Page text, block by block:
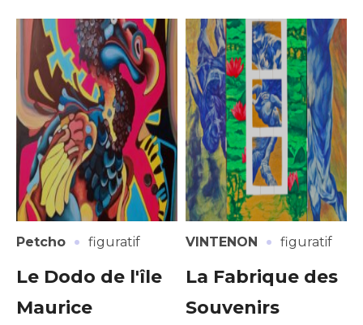
Petcho · figuratif
Le Dodo de l'île
Maurice
VINTENON · figuratif
La Fabrique des
Souvenirs